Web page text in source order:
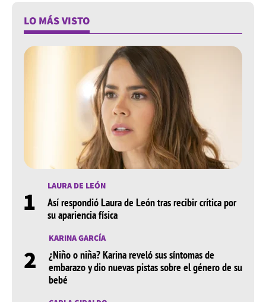
LO MÁS VISTO
1 LAURA DE LEÓN
Así respondió Laura de León tras recibir crítica por
su apariencia física
2
KARINA GARCÍA
¿Niño o niña? Karina reveló sus síntomas de
embarazo y dio nuevas pistas sobre el género de su
bebé